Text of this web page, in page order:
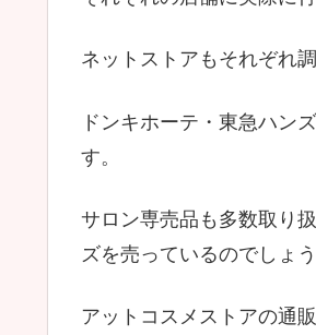
ネットストアもそれぞれ
ドンキホーテ・東急ハン
す。
サロン専売品も多数取り
ズを売っているのでしょ
アットコスメストアの通